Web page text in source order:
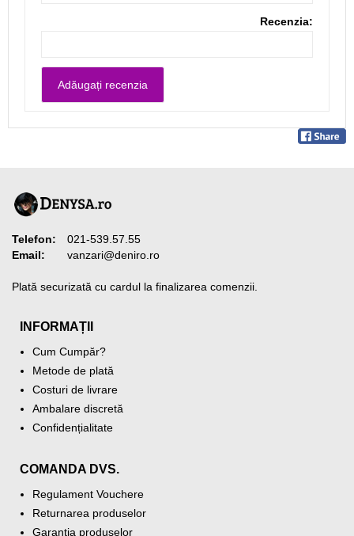
Recenzia:
Telefon:
021-539.57.55
Email:
vanzari@deniro.ro
Plată securizată cu cardul la finalizarea comenzii.
INFORMAȚII
Cum Cumpăr?
Metode de plată
Costuri de livrare
Ambalare discretă
Confidențialitate
COMANDA DVS.
Regulament Vouchere
Returnarea produselor
Garanția produselor